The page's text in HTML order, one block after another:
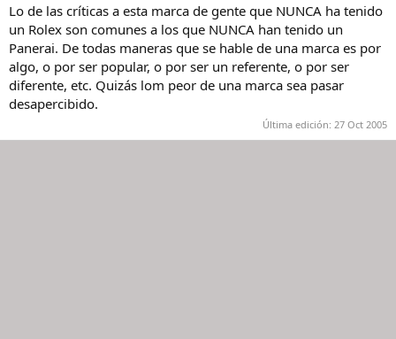
Lo de las críticas a esta marca de gente que NUNCA ha tenido
un Rolex son comunes a los que NUNCA han tenido un
Panerai. De todas maneras que se hable de una marca es por
algo, o por ser popular, o por ser un referente, o por ser
diferente, etc. Quizás lom peor de una marca sea pasar
desapercibido.
Última edición: 27 Oct 2005